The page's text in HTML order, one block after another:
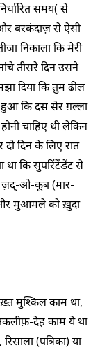
समय( से
बरकंदाज़ से ऐसी
निकाला कि मेरी
तीसरे दिन उसने
दिया कि तुम ढील
हुआ कि दस सेर ग़ल्ला
चाहिए थी लेकिन
दिन के लिए रात
था कि सुपरिंटेंडेंट से
ज़द्-ओ-कूब (मार-
और मुआमले को ख़ुदा
मुश्किल काम था,
देह काम ये था
(पत्रिका) या